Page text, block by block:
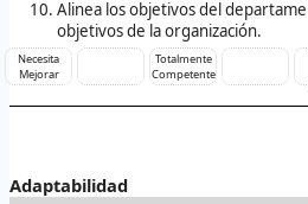
Alinea los objetivos del
objetivos de la organización.
Necesita
Mejorar
Totalmente
Competente
Adaptabilidad